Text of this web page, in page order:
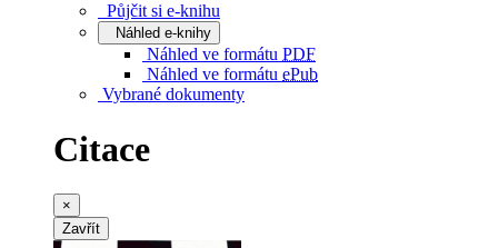
Půjčit si e-knihu
Náhled e-knihy
Náhled ve formátu PDF
Náhled ve formátu ePub
Vybrané dokumenty
Citace
×
Zavřít